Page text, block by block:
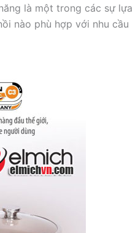
là một trong các sự lựa
nào phù hợp với nhu cầu